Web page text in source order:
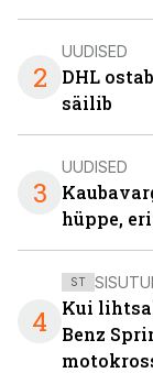
2
UUDISED
DHL
säilib
3
UUDISED
hüppe,
4
ST
Kui
Benz